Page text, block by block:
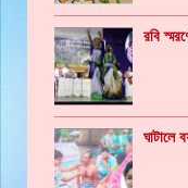
রবি
ঘাটালে